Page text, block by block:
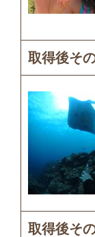
取得後そ
取得後そ